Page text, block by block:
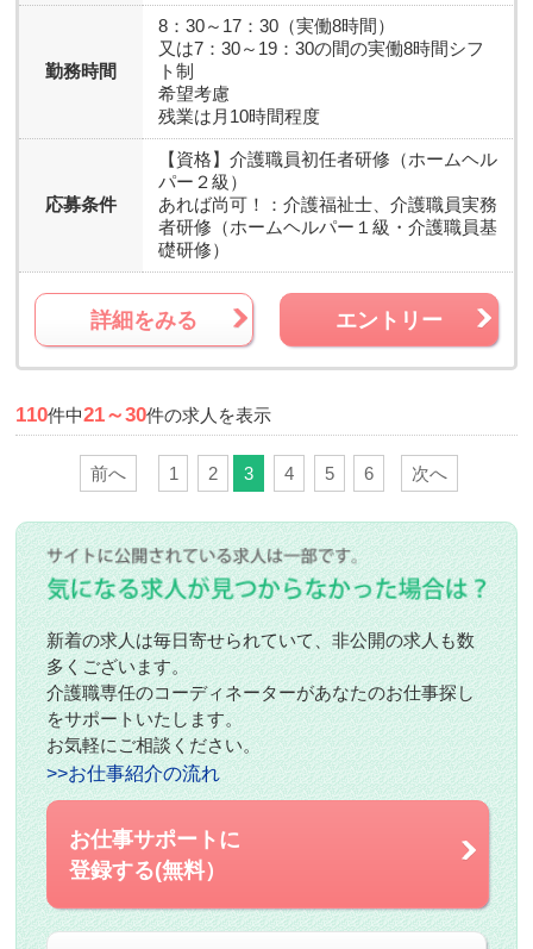
勤務時間
8：30～17：30（実働8時間）
又は7：30～19：30の間の実働8時間シフ
ト制
希望考慮
残業は月10時間程度
応募条件
【資格】 介護職員初任者研修（ホームヘル
パー２級）
あれば尚可！：介護福祉士、介護職員実務
者研修（ホームヘルパー１級・介護職員基
礎研修）
詳細をみる エントリー
110件中21～30件の求人を表示
前へ 1 2 3 4 5 6 次へ
新着の求人は毎日寄せられていて、非公開の求人も数
多くございます。
介護職専任のコーディネーターがあなたのお仕事探し
をサポートいたします。
お気軽にご相談ください。
>>お仕事紹介の流れ
お仕事サポートに
登録する(無料）